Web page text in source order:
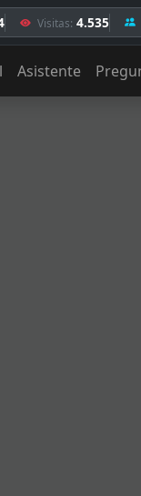
Visitas: 4.535
Asistente